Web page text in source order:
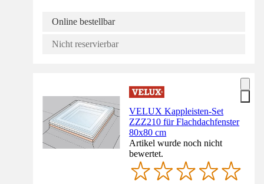
Online bestellbar
Nicht reservierbar
VELUX Kappleisten-Set
ZZZ210 für Flachdachfenster
80x80 cm
Artikel wurde noch nicht
bewertet.